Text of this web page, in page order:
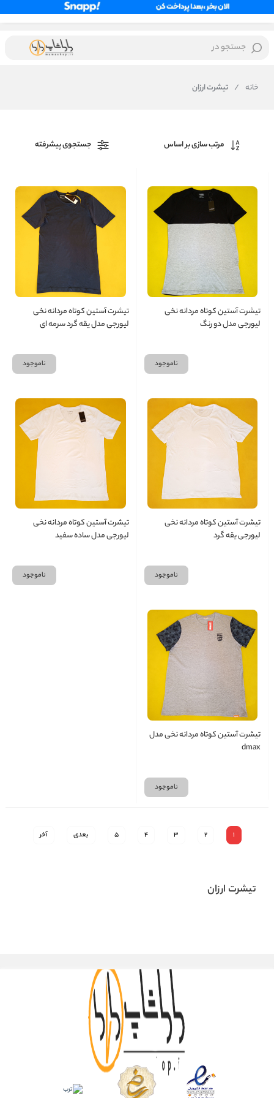
جستجو در
خانه / تیشرت ارزان
مرتب سازی بر اساس جستجوی پیشرفته
تیشرت آستین کوتاه مردانه نخی
لیورجی مدل دو رنگ
ناموجود
تیشرت آستین کوتاه مردانه نخی
لیورجی مدل یقه گرد سرمه ای
ناموجود
تیشرت آستین کوتاه مردانه نخی
لیورجی یقه گرد
ناموجود
تیشرت آستین کوتاه مردانه نخی
لیورجی مدل ساده سفید
ناموجود
تیشرت آستین کوتاه مردانه نخی مدل
dmax
ناموجود
1
2
3
4
5 بعدی آخر
تیشرت ارزان